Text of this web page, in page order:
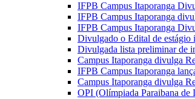
IFPB Campus Itaporanga
IFPB Campus Itaporanga
IFPB Campus Itaporanga
Divulgado o Edital de estágio
Divulgada lista preliminar de
Campus Itaporanga divulga
IFPB Campus Itaporanga
Campus Itaporanga divulga
OPI (Olímpiada Paraibana de